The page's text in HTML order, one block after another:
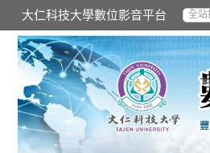
大仁科技大學數位影音平台